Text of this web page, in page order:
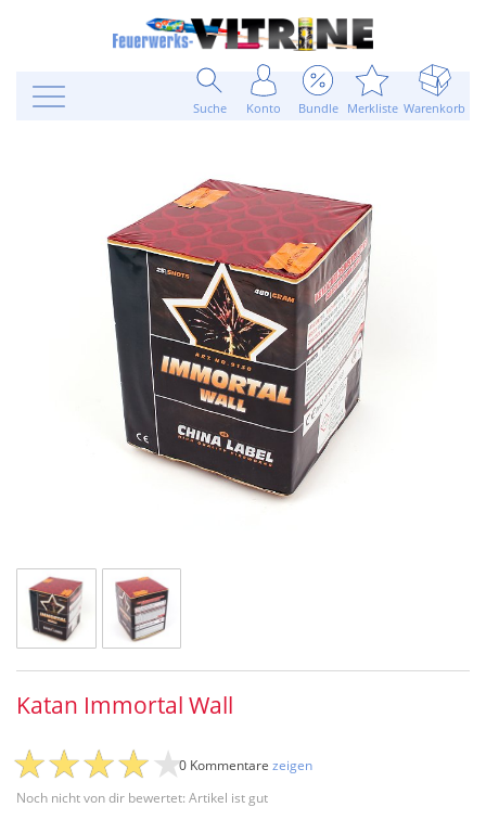
Suche Konto Bundle Merkliste Warenkorb
Katan Immortal Wall
Noch nicht von dir bewertet: Artikel ist gut
0 Kommentare zeigen